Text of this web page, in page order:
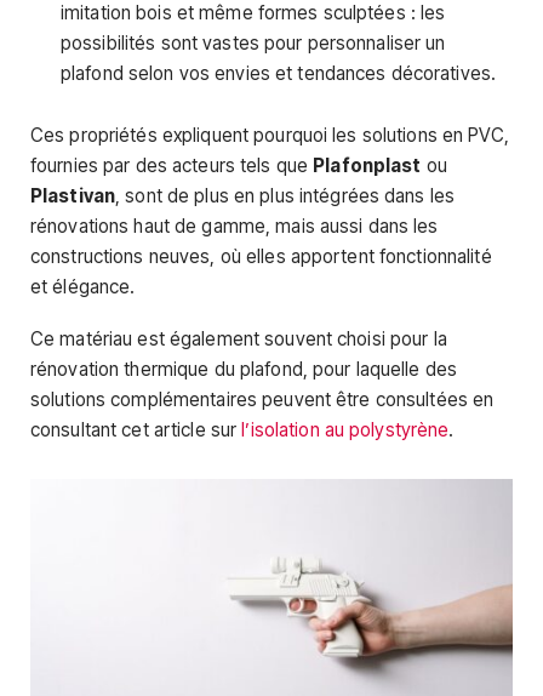
imitation bois et même formes sculptées : les
possibilités sont vastes pour personnaliser un
plafond selon vos envies et tendances décoratives.
Ces propriétés expliquent pourquoi les solutions en PVC,
fournies par des acteurs tels que Plafonplast ou
Plastivan , sont de plus en plus intégrées dans les
rénovations haut de gamme, mais aussi dans les
constructions neuves, où elles apportent fonctionnalité
et élégance.
Ce matériau est également souvent choisi pour la
rénovation thermique du plafond, pour laquelle des
solutions complémentaires peuvent être consultées en
consultant cet article surl’isolation au polystyrène.